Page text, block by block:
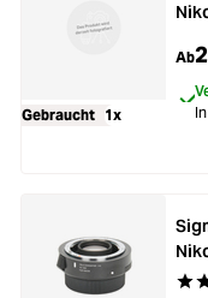
Loading...
Loading... SALE
Gebraucht 1x
Ab